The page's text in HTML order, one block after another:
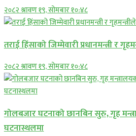
२०८२ श्रावण १९, सोमबार १०:४८
तराई हिंसाको जिम्मेवारी प्रधानमन्त्री र
२०८२ श्रावण १९, सोमबार १०:४८
गोलबजार घटनाको छानबिन सुरु, गृह
घटनास्थलमा